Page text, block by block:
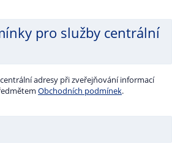
pro služby centrální
adresy při zveřejňování informací
Obchodních podmínek.